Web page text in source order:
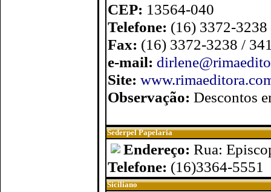
CEP: 13564-040
Telefone: (16) 3372-
Fax: (16) 3372-3238 /
e-mail:
Site:
Observação: Descontos
Sederpel Papelaria
Endereço: Rua:
Telefone: (16)3364-5551
Siciliano